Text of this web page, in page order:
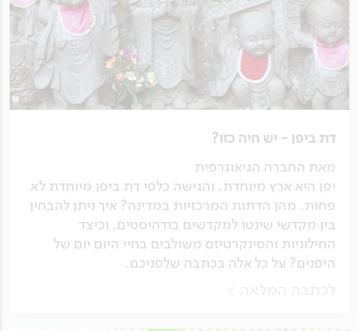
דת ביפן - יש חיה כזו?
מאת החברה הגיאוגרפית
יפן היא ארץ מיוחדת, והגישה כלפי דת ביפן מיוחדת לא
פחות. מהן הדתות המרכזיות במדינה? איך ניתן להבחין
בין מקדשי שינטו למקדשים בודהיסטים, וכיצד
החילוניות והסינקרטיזם משולבים בחיי היום יום של
היפנים? על כל אלה בכתבה שלפניכם.